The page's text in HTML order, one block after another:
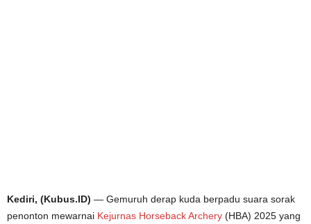
Kediri, (Kubus.ID) — Gemuruh derap kuda berpadu suara sorak
penonton mewarnai Kejurnas Horseback Archery (HBA) 2025 yang